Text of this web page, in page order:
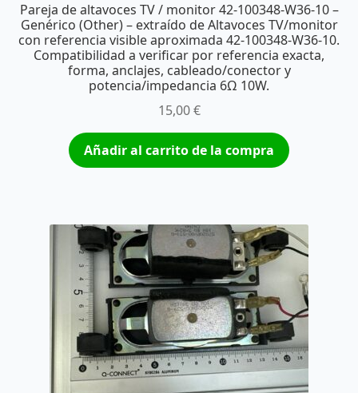
Pareja de altavoces TV / monitor 42-100348-W36-10 –
Genérico (Other) – extraído de Altavoces TV/monitor
con referencia visible aproximada 42-100348-W36-10.
Compatibilidad a verificar por referencia exacta,
forma, anclajes, cableado/conector y
potencia/impedancia 6Ω 10W.
15,00€
Añadir al carrito de la compra